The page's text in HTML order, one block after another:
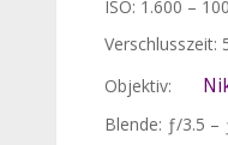
ISO: 1.600 – 100
Verschlusszeit:
Objektiv:
Blende: ƒ/3.5 –